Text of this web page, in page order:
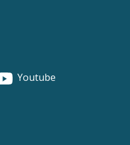
Youtube